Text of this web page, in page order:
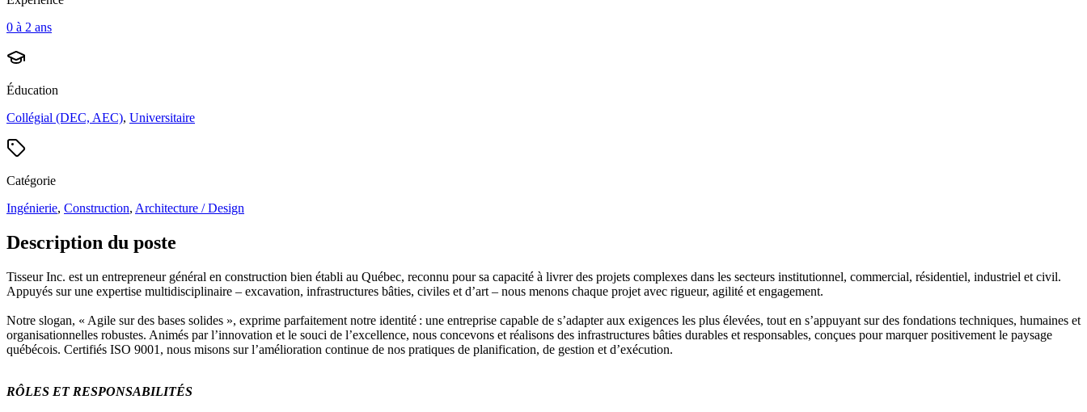
0 à 2 ans
Éducation
Collégial (DEC, AEC), Universitaire
Catégorie
Ingénierie, Construction, Architecture / Design
Description du poste
Tisseur Inc. est un entrepreneur général en construction bien établi au Québec, reconnu pour sa capacité à livrer des projets complexes dans les secteurs institutionnel, commercial, résidentiel, industriel et civil.
Appuyés sur une expertise multidisciplinaire – excavation, infrastructures bâties, civiles et d’art – nous menons chaque projet avec rigueur, agilité et engagement.
Notre slogan, « Agile sur des bases solides », exprime parfaitement notre identité : une entreprise capable de s’adapter aux exigences les plus élevées, tout en s’appuyant sur des fondations techniques, humaines et
organisationnelles robustes. Animés par l’innovation et le souci de l’excellence, nous concevons et réalisons des infrastructures bâties durables et responsables, conçues pour marquer positivement le paysage
québécois. Certifiés ISO 9001, nous misons sur l’amélioration continue de nos pratiques de planification, de gestion et d’exécution.
RÔLES ET RESPONSABILITÉS